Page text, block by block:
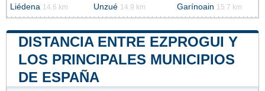
Liédena 14.6 km Unzué 14.9 km Garínoain 15.7 km
DISTANCIA ENTRE EZPROGUI Y
LOS PRINCIPALES MUNICIPIOS
DE ESPAÑA